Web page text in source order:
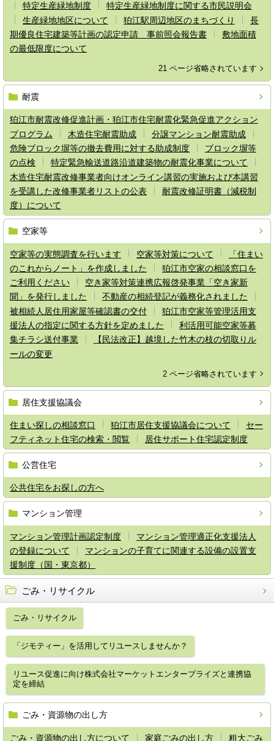
特定生産緑地制度
特定生産緑地制度に関する市民説明会
生産緑地地区について
狛江駅周辺地区のまちづくり
長
期優良住宅建築等計画の認定申請 事前照会報告書
敷地面積
の最低限度について
21 ページ省略されています
耐震
狛江市耐震改修促進計画・狛江市住宅耐震化緊急促進アクション
プログラム
木造住宅耐震助成
分譲マンション耐震助成
危険ブロック塀等の撤去費用に対する助成制度
ブロック塀等
の点検
特定緊急輸送道路沿道建築物の耐震化事業について
木造住宅耐震改修事業者向けオンライン講習の実施および本講習
を受講した改修事業者リストの公表
耐震改修証明書（減税制
度）について
空家等
空家等の実態調査を行います 空家等対策について
「住まい
のこれからノート」を作成しました
狛江市空家の相談窓口を
ご利用ください
空き家等対策連携広報啓発事業「空き家新
聞」を発行しました
不動産の相続登記が義務化されました
被相続人居住用家屋等確認書の交付
狛江市空家等管理活用支
援法人の指定に関する方針を定めました
利活用可能空家等募
集チラシ送付事業
【民法改正】越境した竹木の枝の切取りル
ールの変更
2 ページ省略されています
居住支援協議会
住まい探しの相談窓口 狛江市居住支援協議会について
セー
フティネット住宅の検索・閲覧
居住サポート住宅認定制度
公営住宅
公共住宅をお探しの方へ
マンション管理
マンション管理計画認定制度
マンション管理適正化支援法人
の登録について
マンションの子育てに関連する設備の設置支
援制度（国・東京都）
ごみ・リサイクル
ごみ・リサイクル
「ジモティー」を活用してリユースしませんか？
リユース促進に向け株式会社マーケットエンタープライズと連携協
定を締結
ごみ・資源物の出し方
ごみ・資源物の出し方について 家庭ごみの出し方 粗大ごみ